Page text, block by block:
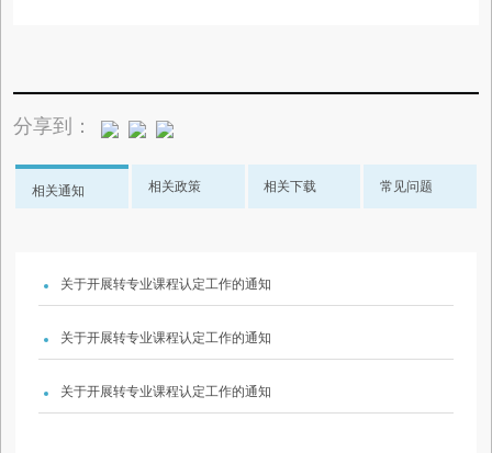
分享到：
相关通知 相关政策 相关下载 常见问题
关于开展转专业课程认定工作的通知
关于开展转专业课程认定工作的通知
关于开展转专业课程认定工作的通知